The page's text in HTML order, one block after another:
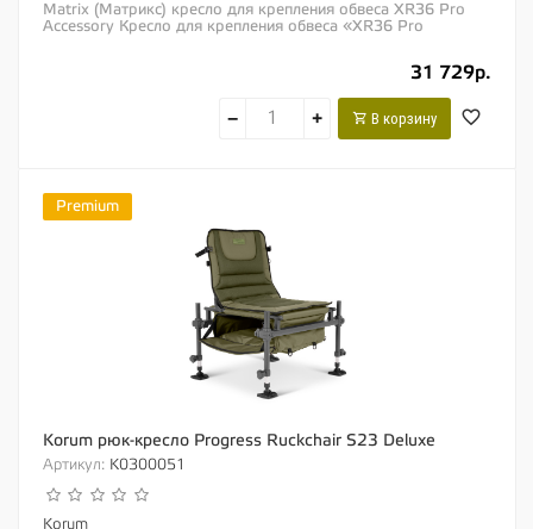
Matrix (Матрикс) кресло для крепления обвеса XR36 Pro
Accessory Кресло для крепления обвеса «XR36 Pro
31 729р.
− + В корзину
Premium
Korum рюк-кресло Progress Ruckchair S23 Deluxe
Артикул: K0300051
Korum